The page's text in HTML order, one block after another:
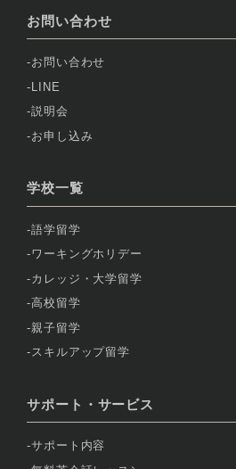
お問い合わせ
お問い合わせ
LINE
説明会
お申し込み
学校一覧
語学留学
ワーキングホリデー
カレッジ・大学留学
高校留学
親子留学
スキルアップ留学
サポート・サービス
サポート内容